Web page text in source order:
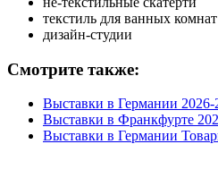
текстиль для ванных комнат
дизайн-студии
Смотрите также:
Выставки в Германии 2026-
Выставки в Франкфурте
Выставки в Германии